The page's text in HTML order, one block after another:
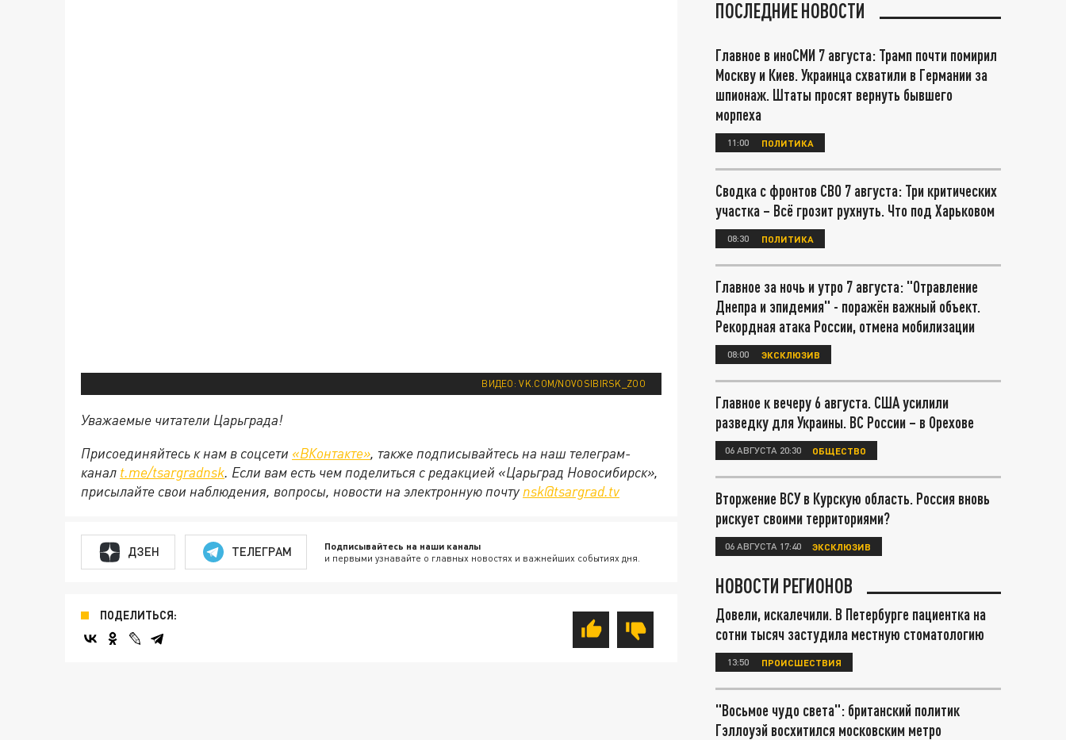
ВИДЕО: VK.COM/NOVOSIBIRSK_ZOO
Уважаемые читатели Царьграда!
Присоединяйтесь к нам в соцсети «ВКонтакте», также подписывайтесь на наш телеграм-
канал t.me/tsargradnsk. Если вам есть чем поделиться с редакцией «Царьград Новосибирск»,
присылайте свои наблюдения, вопросы, новости на электронную почту nsk@tsargrad.tv
ДЗЕН ТЕЛЕГРАМ Подписывайтесь на наши каналы
и первыми узнавайте о главных новостях и важнейших событиях дня.
ПОДЕЛИТЬСЯ:
ПОСЛЕДНИЕ НОВОСТИ
Главное в иноСМИ 7 августа: Трамп почти помирил
Москву и Киев. Украинца схватили в Германии за
шпионаж. Штаты просят вернуть бывшего
морпеха
11:00 ПОЛИТИКА
Сводка с фронтов СВО 7 августа: Три критических
участка – Всё грозит рухнуть. Что под Харьковом
08:30 ПОЛИТИКА
Главное за ночь и утро 7 августа: "Отравление
Днепра и эпидемия" - поражён важный объект.
Рекордная атака России, отмена мобилизации
08:00 ЭКСКЛЮЗИВ
Главное к вечеру 6 августа. США усилили
разведку для Украины. ВС России – в Орехове
06 АВГУСТА 20:30 ОБЩЕСТВО
Вторжение ВСУ в Курскую область. Россия вновь
рискует своими территориями?
06 АВГУСТА 17:40 ЭКСКЛЮЗИВ
НОВОСТИ РЕГИОНОВ
Довели, искалечили. В Петербурге пациентка на
сотни тысяч застудила местную стоматологию
13:50 ПРОИСШЕСТВИЯ
"Восьмое чудо света": британский политик
Гэллоуэй восхитился московским метро